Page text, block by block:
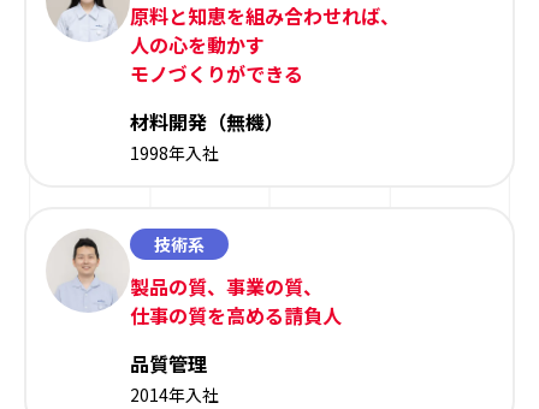
原料と知恵を組み合わせれば、
人の心を動かす
モノづくりができる
材料開発（無機）
1998年入社
技術系
製品の質、事業の質、
仕事の質を高める請負人
品質管理
2014年入社